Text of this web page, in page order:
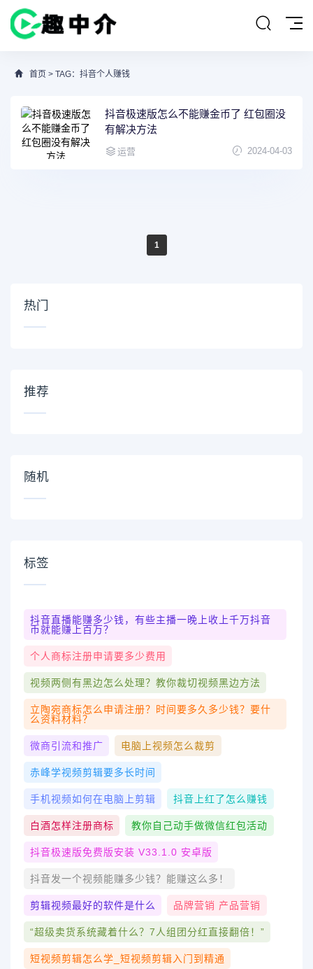
首页 > TAG：抖音个人赚钱
抖音极速版怎么不能赚金币了 红包圈没
有解决方法
运营 2024-04-03
1
热门
推荐
随机
标签
抖音直播能赚多少钱，有些主播一晚上收上千万抖音
币就能赚上百万？
个人商标注册申请要多少费用
视频两侧有黑边怎么处理？教你裁切视频黑边方法
立陶宛商标怎么申请注册？时间要多久多少钱？要什
么资料材料？
微商引流和推广 电脑上视频怎么裁剪
赤峰学视频剪辑要多长时间
手机视频如何在电脑上剪辑 抖音上红了怎么赚钱
白酒怎样注册商标 教你自己动手做微信红包活动
抖音极速版免费版安装 V33.1.0 安卓版
抖音发一个视频能赚多少钱？能赚这么多！
剪辑视频最好的软件是什么 品牌营销 产品营销
“超级卖货系统藏着什么？7人组团分红直接翻倍！”​
短视频剪辑怎么学_短视频剪辑入门到精通